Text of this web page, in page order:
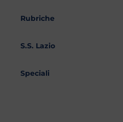
Rubriche
S.S. Lazio
Speciali